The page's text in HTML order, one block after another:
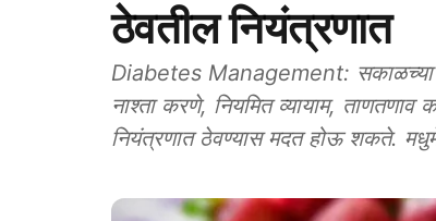
ठेवतील नियंत्रणात
Diabetes Management: सकाळच्या
नाश्ता करणे, नियमित व्यायाम,
नियंत्रणात ठेवण्यास मदत होऊ शकते.